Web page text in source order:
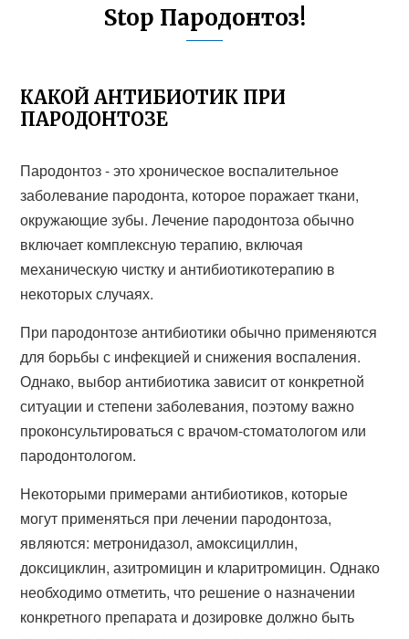
Stop Пародонтоз!
КАКОЙ АНТИБИОТИК ПРИ
ПАРОДОНТОЗЕ
Пародонтоз - это хроническое воспалительное
заболевание пародонта, которое поражает ткани,
окружающие зубы. Лечение пародонтоза обычно
включает комплексную терапию, включая
механическую чистку и антибиотикотерапию в
некоторых случаях.
При пародонтозе антибиотики обычно применяются
для борьбы с инфекцией и снижения воспаления.
Однако, выбор антибиотика зависит от конкретной
ситуации и степени заболевания, поэтому важно
проконсультироваться с врачом-стоматологом или
пародонтологом.
Некоторыми примерами антибиотиков, которые
могут применяться при лечении пародонтоза,
являются: метронидазол, амоксициллин,
доксициклин, азитромицин и кларитромицин. Однако
необходимо отметить, что решение о назначении
конкретного препарата и дозировке должно быть